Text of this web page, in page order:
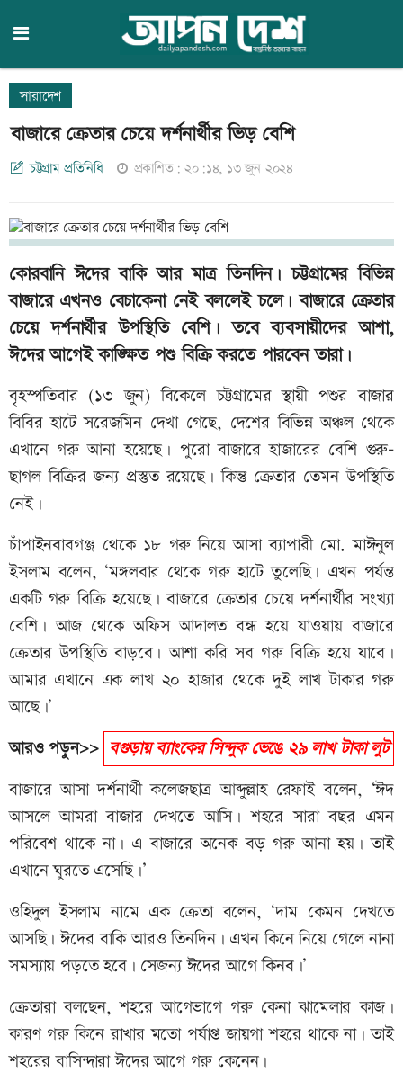
সারাদেশ
বাজারে ক্রেতার চেয়ে দর্শনার্থীর ভিড় বেশি
চট্টগ্রাম প্রতিনিধি প্রকাশিত: ২০:১৪, ১৩ জুন ২০২৪
কোরবানি ঈদের বাকি আর মাত্র তিনদিন। চট্টগ্রামের বিভিন্ন
বাজারে এখনও বেচাকেনা নেই বললেই চলে। বাজারে ক্রেতার
চেয়ে দর্শনার্থীর উপস্থিতি বেশি। তবে ব্যবসায়ীদের আশা,
ঈদের আগেই কাঙ্ক্ষিত পশু বিক্রি করতে পারবেন তারা।
বৃহস্পতিবার (১৩ জুন) বিকেলে চট্টগ্রামের স্থায়ী পশুর বাজার
বিবির হাটে সরেজমিন দেখা গেছে, দেশের বিভিন্ন অঞ্চল থেকে
এখানে গরু আনা হয়েছে। পুরো বাজারে হাজারের বেশি গুরু-
ছাগল বিক্রির জন্য প্রস্তুত রয়েছে। কিন্তু ক্রেতার তেমন উপস্থিতি
নেই।
চাঁপাইনবাবগঞ্জ থেকে ১৮ গরু নিয়ে আসা ব্যাপারী মো. মাঈনুল
ইসলাম বলেন, ‘মঙ্গলবার থেকে গরু হাটে তুলেছি। এখন পর্যন্ত
একটি গরু বিক্রি হয়েছে। বাজারে ক্রেতার চেয়ে দর্শনার্থীর সংখ্যা
বেশি। আজ থেকে অফিস আদালত বন্ধ হয়ে যাওয়ায় বাজারে
ক্রেতার উপস্থিতি বাড়বে। আশা করি সব গরু বিক্রি হয়ে যাবে।
আমার এখানে এক লাখ ২০ হাজার থেকে দুই লাখ টাকার গরু
আছে।’
আরও পড়ুন>> বগুড়ায় ব্যাংকের সিন্দুক ভেঙে ২৯ লাখ টাকা লুট
বাজারে আসা দর্শনার্থী কলেজছাত্র আব্দুল্লাহ রেফাই বলেন, ‘ঈদ
আসলে আমরা বাজার দেখতে আসি। শহরে সারা বছর এমন
পরিবেশ থাকে না। এ বাজারে অনেক বড় গরু আনা হয়। তাই
এখানে ঘুরতে এসেছি।’
ওহিদুল ইসলাম নামে এক ক্রেতা বলেন, ‘দাম কেমন দেখতে
আসছি। ঈদের বাকি আরও তিনদিন। এখন কিনে নিয়ে গেলে নানা
সমস্যায় পড়তে হবে। সেজন্য ঈদের আগে কিনব।’
ক্রেতারা বলছেন, শহরে আগেভাগে গরু কেনা ঝামেলার কাজ।
কারণ গরু কিনে রাখার মতো পর্যাপ্ত জায়গা শহরে থাকে না। তাই
শহরের বাসিন্দারা ঈদের আগে গরু কেনেন।